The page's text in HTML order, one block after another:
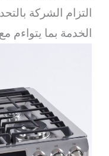
التزام الشركة
الخدمة بما يتواءم